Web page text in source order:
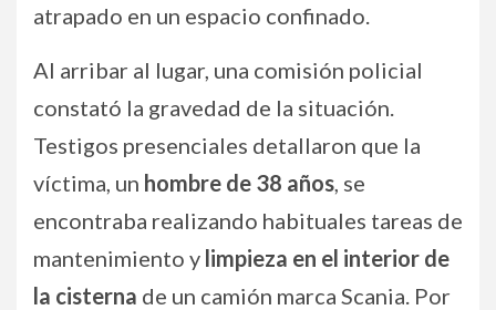
atrapado en un espacio confinado.
Al arribar al lugar, una comisión policial
constató la gravedad de la situación.
Testigos presenciales detallaron que la
víctima, un hombre de 38 años , se
encontraba realizando habituales tareas de
mantenimiento y limpieza en el interior de
la cisterna de un camión marca Scania. Por